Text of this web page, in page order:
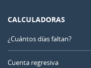
CALCULADORAS
¿Cuántos días faltan?
Cuenta regresiva